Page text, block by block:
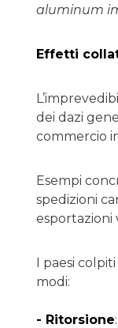
aluminum
Effetti
dei dazi
commercio
Esempi
spedizioni
esportazioni
I paesi
modi:
- Ritorsione